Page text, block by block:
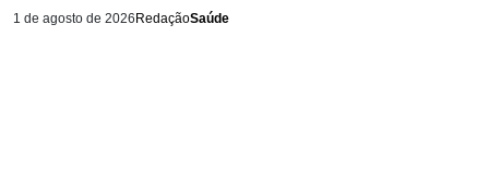
1 de agosto de 2026 RedaçãoSaúde